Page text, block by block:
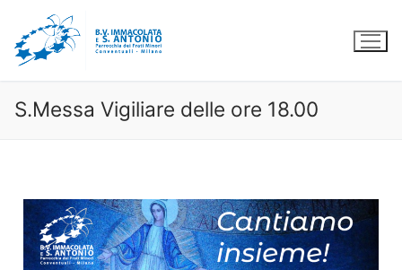
S.Messa Vigiliare delle ore 18.00